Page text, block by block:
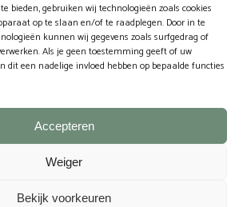
bieden, gebruiken wij technologieën zoals cookies
op te slaan en/of te raadplegen. Door in te
kunnen wij gegevens zoals surfgedrag of
Als je geen toestemming geeft of uw
een nadelige invloed hebben op bepaalde functies
Accepteren
Weiger
Bekijk voorkeuren
Lorino.nl || Alle rechten voorbehouden ||
van Souer Europe Accessories BV